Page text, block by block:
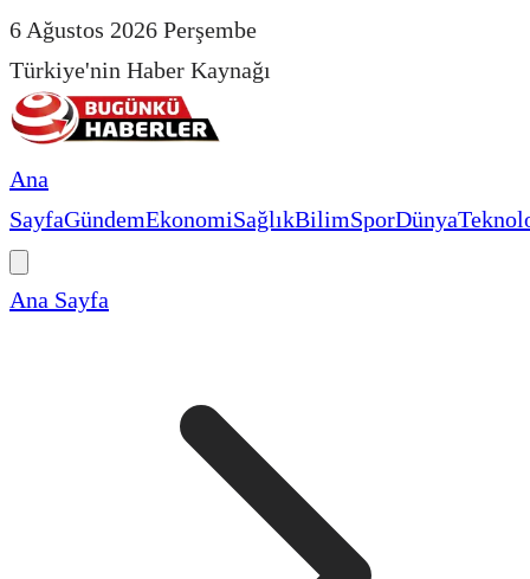
6 Ağustos 2026 Perşembe
Türkiye'nin Haber Kaynağı
Ana
SayfaGündemEkonomiSağlıkBilimSporDünya
Ana Sayfa